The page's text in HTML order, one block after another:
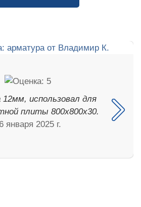
использовал для
плиты 800х800х30.
января 2025 г.